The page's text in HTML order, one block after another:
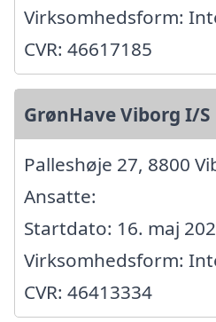
Virksomhedsform:
CVR: 46617185
GrønHave Viborg I/S
Palleshøje 27, 8800
Ansatte:
Startdato: 16. maj
Virksomhedsform:
CVR: 46413334